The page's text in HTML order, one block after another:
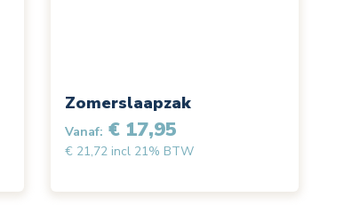
Zomerslaapzak
Vanaf: € 17,95
€ 21,72 incl 21% BTW